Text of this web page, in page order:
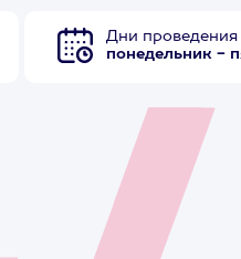
Дни проведения
понедельник -